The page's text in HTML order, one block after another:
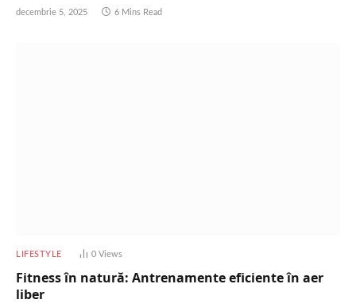
decembrie 5, 2025 6 Mins Read
LIFESTYLE 0 Views
Fitness în natură: Antrenamente eficiente în aer
liber